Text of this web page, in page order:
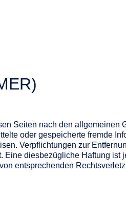
Seiten nach den allgemeinen
oder gespeicherte fremde
Verpflichtungen zur
diesbezügliche Haftung ist
entsprechenden